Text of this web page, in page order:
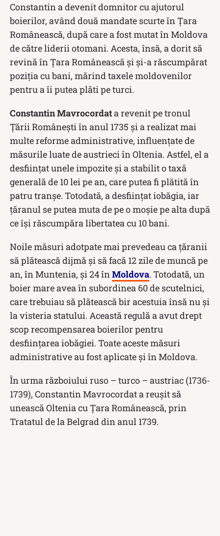
Constantin a devenit domnitor cu ajutorul
boierilor, având două mandate scurte în Țara
Românească, după care a fost mutat în Moldova
de către liderii otomani. Acesta, însă, a dorit să
revină în Țara Românească și și-a răscumpărat
poziția cu bani, mărind taxele moldovenilor
pentru a îi putea plăti pe turci.
Constantin Mavrocordata revenit pe tronul
Țării Românești în anul 1735 și a realizat mai
multe reforme administrative, influențate de
măsurile luate de austrieci în Oltenia. Astfel, el a
desființat unele impozite și a stabilit o taxă
generală de 10 lei pe an, care putea fi plătită în
patru tranșe. Totodată, a desființat iobăgia, iar
țăranul se putea muta de pe o moșie pe alta după
ce își răscumpăra libertatea cu 10 bani.
Noile măsuri adotpate mai prevedeau ca țăranii
să plătească dijmă și să facă 12 zile de muncă pe
an, în Muntenia, și 24 în Moldova. Totodată, un
boier mare avea în subordinea 60 de scutelnici,
care trebuiau să plătească bir acestuia însă nu și
la visteria statului. Această regulă a avut drept
scop recompensarea boierilor pentru
desființarea iobăgiei. Toate aceste măsuri
administrative au fost aplicate și în Moldova.
În urma războiului ruso – turco – austriac (1736-
1739), Constantin Mavrocordat a reușit să
unească Oltenia cu Țara Românească, prin
Tratatul de la Belgrad din anul 1739.